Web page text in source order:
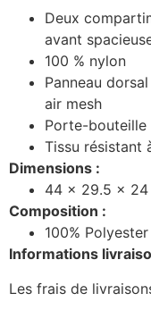
Deux
avant
100 % nylon
Panneau
air mesh
Porte-bouteille
Tissu résistant
Dimensions :
44 x 29.5 x 24
Composition :
100% Polyester
Informations
Les frais de